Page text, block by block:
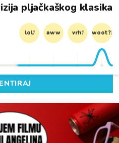
pljačkaškog klasika
lol! aww vrh! woot?!